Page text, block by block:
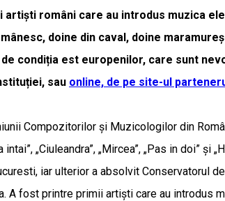
români care au introdus muzica
doine din caval, doine
condiția est europenilor, care sunt
sau online, de pe site-ul
Compozitorilor și Muzicologilor din
„Ciuleandra”, „Mircea”, „Pas in doi”
iar ulterior a absolvit Conservatorul
fost printre primii artiști care au introdus